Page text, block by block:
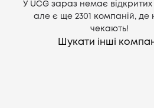
У UCG зараз немає відкритих
але є ще 2301
компаній, де
чекають!
Шукати інші